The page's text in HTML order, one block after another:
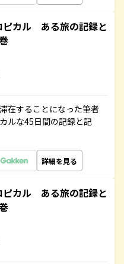
ピカル ある旅の記録と
在することになった筆者
ルな45日間の記録と記
詳細を見る
ピカル ある旅の記録と